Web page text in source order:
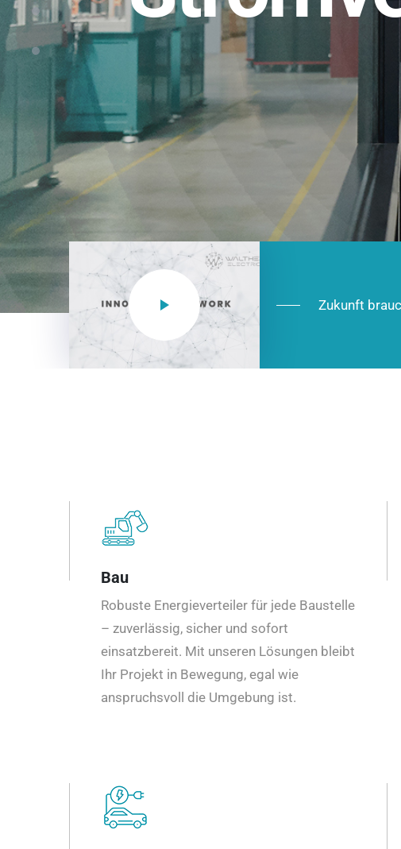
NEO CEE: Energieverteilung mit System.
effizient in der Installation, zukunftsfähig im
Zukunft
Bau
Robuste Energieverteiler für jede Baustelle
– zuverlässig, sicher und sofort
einsatzbereit. Mit unseren Lösungen bleibt
Ihr Projekt in Bewegung, egal wie
anspruchsvoll die Umgebung ist.